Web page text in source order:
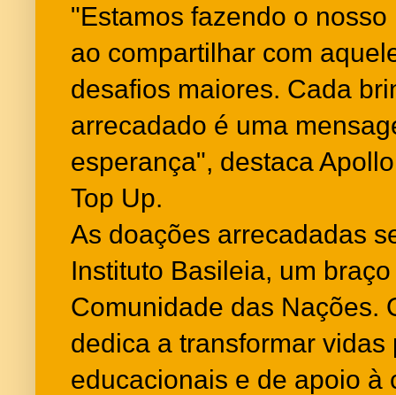
"Estamos fazendo o
ao compartilhar com
desafios maiores. Cada
arrecadado é uma
esperança", destaca
Top Up.
As doações arrecadadas
Instituto Basileia, um
Comunidade das Nações.
dedica a transformar
educacionais e de apoio à